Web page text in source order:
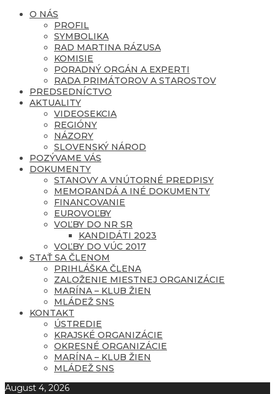
O NÁS
PROFIL
SYMBOLIKA
RAD MARTINA RÁZUSA
KOMISIE
PORADNÝ ORGÁN A EXPERTI
RADA PRIMÁTOROV A STAROSTOV
PREDSEDNÍCTVO
AKTUALITY
VIDEOSEKCIA
REGIÓNY
NÁZORY
SLOVENSKÝ NÁROD
POZÝVAME VÁS
DOKUMENTY
STANOVY A VNÚTORNÉ PREDPISY
MEMORANDÁ A INÉ DOKUMENTY
FINANCOVANIE
EUROVOĽBY
VOĽBY DO NR SR
KANDIDÁTI 2023
VOĽBY DO VÚC 2017
STAŤ SA ČLENOM
PRIHLÁŠKA ČLENA
ZALOŽENIE MIESTNEJ ORGANIZÁCIE
MARÍNA – KLUB ŽIEN
MLÁDEŽ SNS
KONTAKT
ÚSTREDIE
KRAJSKÉ ORGANIZÁCIE
OKRESNÉ ORGANIZÁCIE
MARÍNA – KLUB ŽIEN
MLÁDEŽ SNS
August 4, 2026